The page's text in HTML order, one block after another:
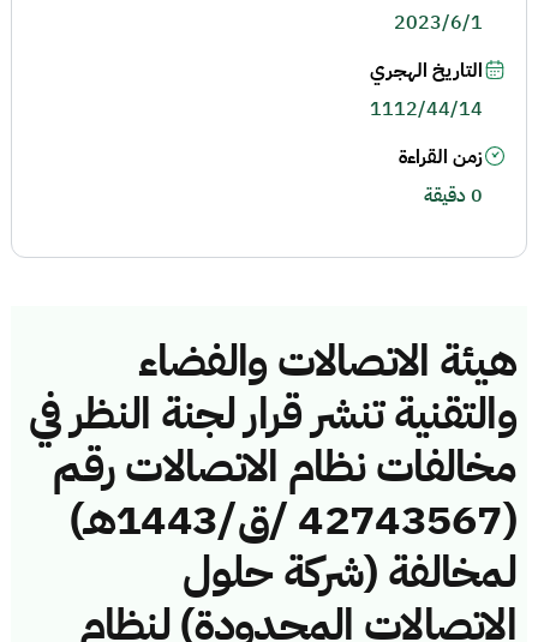
هيئة الاتصالات والفضاء
والتقنية تنشر قرار لجنة النظر في
مخالفات نظام الاتصالات رقم
(42743567 /ق/1443هـ)
لمخالفة (شركة حلول
الاتصالات المحدودة) لنظام
2023/6/1
التاريخ الهجري
1112/44/14
زمن القراءة
0 دقيقة